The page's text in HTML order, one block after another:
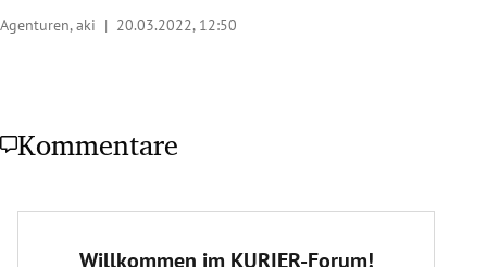
Agenturen, aki | 20.03.2022, 12:50
Kommentare